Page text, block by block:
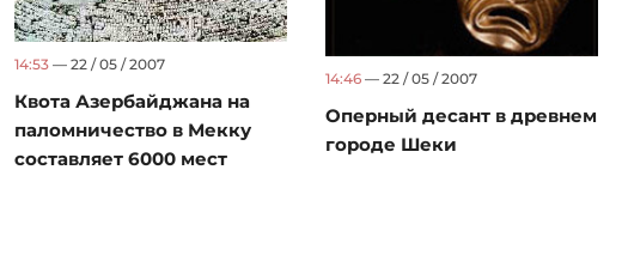
14:53 — 22 / 05 / 2007
Квота Азербайджана на
паломничество в Мекку
составляет 6000 мест
14:46 — 22 / 05 / 2007
Оперный десант в древнем
городе Шеки